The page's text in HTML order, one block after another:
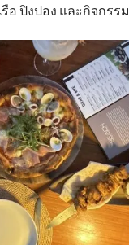
อ ปิงปอง และกิจกร